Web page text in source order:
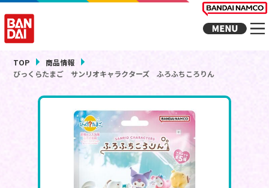
TOP
商品情報
びっくらたまご サンリオキャラクターズ ふろふちころりん